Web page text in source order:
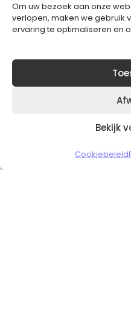
Om uw bezoek aan onze
verlopen, maken we gebruik
ervaring te optimaliseren en
Bekijk
Cookiebeleid
Blijft op de hoogte van het laatste